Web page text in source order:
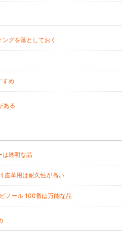
グを落としておく
すめ
ある
は透明な品
皮革用は耐久性が高い
ノール 100番は万能な品